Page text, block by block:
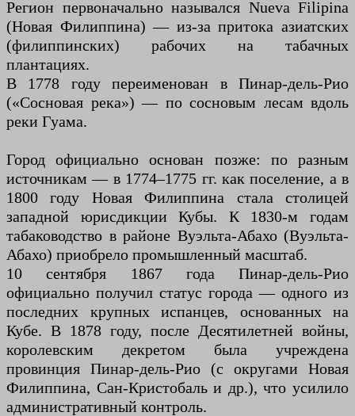
Регион первоначально назывался Nueva Filipina
(Новая Филиппина) — из-за притока азиатских
(филиппинских) рабочих на табачных
плантациях.
В 1778 году переименован в Пинар-дель-Рио
(«Сосновая река») — по сосновым лесам вдоль
реки Гуама.
Город официально основан позже: по разным
источникам — в 1774–1775 гг. как поселение, а в
1800 году Новая Филиппина стала столицей
западной юрисдикции Кубы. К 1830-м годам
табаководство в районе Вуэльта-Абахо (Вуэльта-
Абахо) приобрело промышленный масштаб.
10 сентября 1867 года Пинар-дель-Рио
официально получил статус города — одного из
последних крупных испанцев, основанных на
Кубе. В 1878 году, после Десятилетней войны,
королевским декретом была учреждена
провинция Пинар-дель-Рио (с округами Новая
Филиппина, Сан-Кристобаль и др.), что усилило
административный контроль.